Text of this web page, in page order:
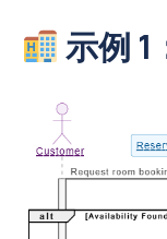
示例 1